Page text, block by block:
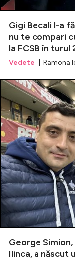
Gigi Becali l-a
nu te compari
la FCSB în turul
Vedete | Ramona
George
Ilinca, a născut